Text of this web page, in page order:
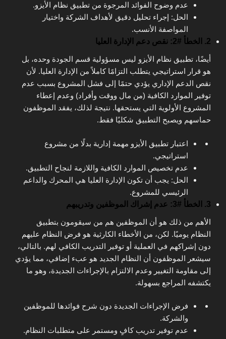
عدم وضوح الفوائد المرجوة من تطبيق نظام الأيزو.
الحل: إجراء تحليل دقيق لأهداف الشركة واختيار
المواصفة الأنسب.
2. الخطأ #2: نقص دعم الإدارة العليا
أيضًا، تطبيق نظام الأيزو ليس مسؤولية قسم الجودة وحده، بل
هو قرار استراتيجي يتطلب التزامًا كاملاً من الإدارة العليا. لأن
نقص الدعم الإداري يؤدي حتمًا إلى فشل المشروع بسبب عدم
توفير الموارد الكافية (من مال ووقت وأفراد) وعدم إعطاء
المشروع الأولوية التي يستحقها. نتيجة لذلك، يفقد الموظفون
حماسهم ويصبح التطبيق شكليًا فقط.
اعتبار تطبيق الأيزو مهمة إدارية بدلًا من مشروع
استراتيجي.
عدم تخصيص الموارد الكافية واللازمة لنجاح التطبيق.
الحل: يجب أن تكون الإدارة العليا هي المحرك والداعم
الرئيسي للمشروع.
3. الخطأ #3: عدم إشراك الموظفين وتدريبهم
الأهم من ذلك هو أن الموظفين هم من سيقومون بتطبيق
النظام يوميًا. لكن، من الأخطاء الكارثية هو فرض النظام عليهم
دون إشراكهم في العملية أو توفير التدريب الكافي لهم. بالتالي،
سيشعر الموظفون أن النظام الجديد هو عبء إضافي، مما يؤدي
إلى مقاومة التغيير وعدم الالتزام بالإجراءات الجديدة، وهو ما
يكتشفه المراجع بسهولة.
فرض الإجراءات الجديدة دون شرح فوائدها للموظفين
والشركة.
عدم توفير تدريب كافٍ ومستمر على متطلبات النظام.